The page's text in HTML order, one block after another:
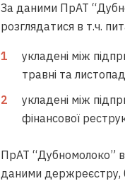
За даними ПрАТ
розглядатися в т.ч.
укладені між
травні та
укладені між
фінансової
ПрАТ “Дубномолоко”
даними держреєстру,